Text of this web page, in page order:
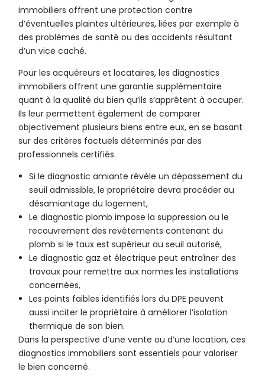
immobiliers offrent une protection contre
d’éventuelles plaintes ultérieures, liées par exemple à
des problèmes de santé ou des accidents résultant
d’un vice caché.
Pour les acquéreurs et locataires, les diagnostics
immobiliers offrent une garantie supplémentaire
quant à la qualité du bien qu’ils s’apprêtent à occuper.
Ils leur permettent également de comparer
objectivement plusieurs biens entre eux, en se basant
sur des critères factuels déterminés par des
professionnels certifiés.
Si le diagnostic amiante révèle un dépassement du
seuil admissible, le propriétaire devra procéder au
désamiantage du logement,
Le diagnostic plomb impose la suppression ou le
recouvrement des revêtements contenant du
plomb si le taux est supérieur au seuil autorisé,
Le diagnostic gaz et électrique peut entraîner des
travaux pour remettre aux normes les installations
concernées,
Les points faibles identifiés lors du DPE peuvent
aussi inciter le propriétaire à améliorer l’isolation
thermique de son bien.
Dans la perspective d’une vente ou d’une location, ces
diagnostics immobiliers sont essentiels pour valoriser
le bien concerné.